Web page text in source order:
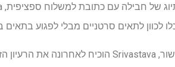
לכוון לתאים סרטניים מבלי לפגוע בתאים